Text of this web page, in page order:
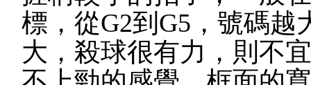
標，從G2到G5，號碼
大，殺球很有力，則不